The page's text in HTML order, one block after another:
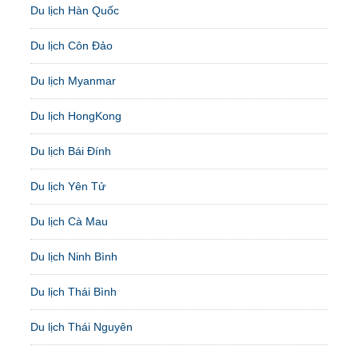
Du lịch Hàn Quốc
Du lịch Côn Đảo
Du lịch Myanmar
Du lịch HongKong
Du lịch Bái Đính
Du lịch Yên Tử
Du lịch Cà Mau
Du lịch Ninh Bình
Du lịch Thái Bình
Du lịch Thái Nguyên